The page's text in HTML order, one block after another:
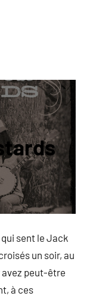
sent le Jack
un soir, au
avez peut-être
à ces